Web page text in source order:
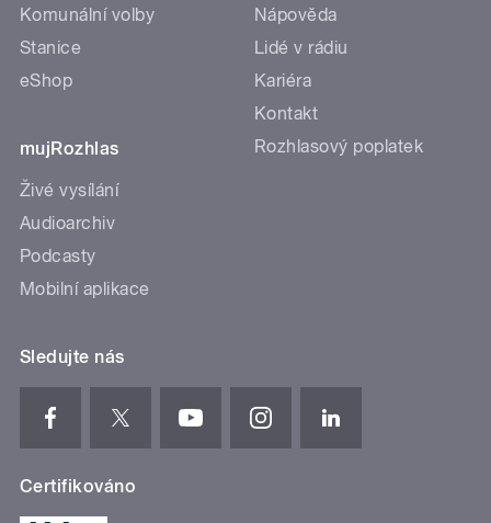
Komunální volby
Stanice
eShop
mujRozhlas
Živé vysílání
Audioarchiv
Podcasty
Mobilní aplikace
Nápověda
Lidé v rádiu
Kariéra
Kontakt
Rozhlasový poplatek
Sledujte nás
Certifikováno